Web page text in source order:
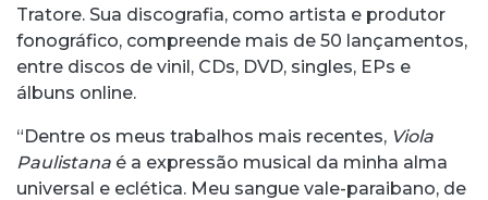
Tratore. Sua discografia, como artista e produtor
fonográfico, compreende mais de 50 lançamentos,
entre discos de vinil, CDs, DVD, singles, EPs e
álbuns online.
“Dentre os meus trabalhos mais recentes, Viola
Paulistana é a expressão musical da minha alma
universal e eclética. Meu sangue vale-paraibano, de